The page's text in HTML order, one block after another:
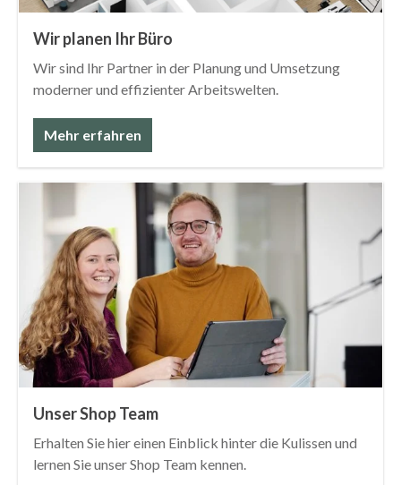
Wir planen Ihr Büro
Wir sind Ihr Partner in der Planung und Umsetzung
moderner und effizienter Arbeitswelten.
Mehr erfahren
Unser Shop Team
Erhalten Sie hier einen Einblick hinter die Kulissen und
lernen Sie unser Shop Team kennen.